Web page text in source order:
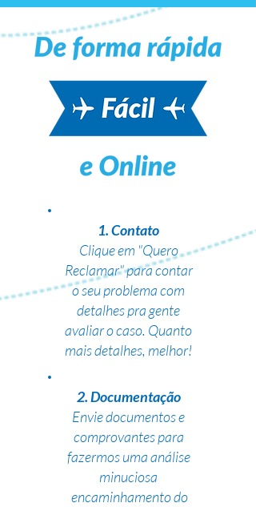
1. Contato
Clique em "Quero
Reclamar" para contar
o seu problema com
detalhes pra gente
avaliar o caso. Quanto
mais detalhes, melhor!
2. Documentação
Envie documentos e
comprovantes para
fazermos uma análise
minuciosa
encaminhamento do